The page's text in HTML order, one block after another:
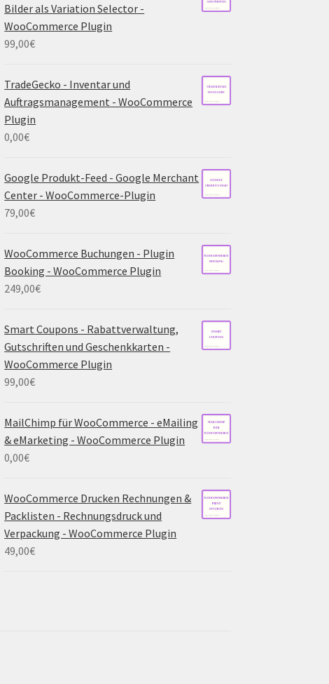
Bilder als Variation Selector -
WooCommerce Plugin
99,00€
TradeGecko - Inventar und
Auftragsmanagement - WooCommerce
Plugin
0,00€
Google Produkt-Feed - Google Merchant
Center - WooCommerce-Plugin
79,00€
WooCommerce Buchungen - Plugin
Booking - WooCommerce Plugin
249,00€
Smart Coupons - Rabattverwaltung,
Gutschriften und Geschenkkarten -
WooCommerce Plugin
99,00€
MailChimp für WooCommerce - eMailing
& eMarketing - WooCommerce Plugin
0,00€
WooCommerce Drucken Rechnungen &
Packlisten - Rechnungsdruck und
Verpackung - WooCommerce Plugin
49,00€